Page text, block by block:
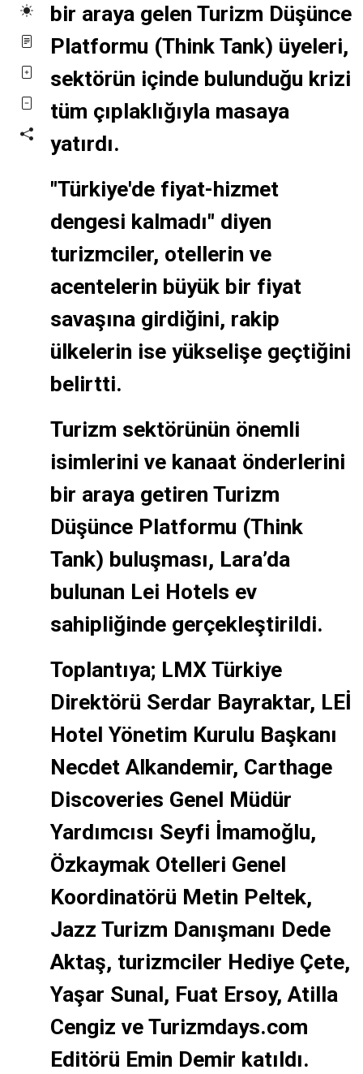
bir araya gelen Turizm Düşünce
Platformu (Think Tank) üyeleri,
sektörün içinde bulunduğu krizi
tüm çıplaklığıyla masaya
yatırdı.
"Türkiye'de fiyat-hizmet
dengesi kalmadı" diyen
turizmciler, otellerin ve
acentelerin büyük bir fiyat
savaşına girdiğini, rakip
ülkelerin ise yükselişe geçtiğini
belirtti.
Turizm sektörünün önemli
isimlerini ve kanaat önderlerini
bir araya getiren Turizm
Düşünce Platformu (Think
Tank) buluşması, Lara’da
bulunan Lei Hotels ev
sahipliğinde gerçekleştirildi.
Toplantıya; LMX Türkiye
Direktörü Serdar Bayraktar, LEİ
Hotel Yönetim Kurulu Başkanı
Necdet Alkandemir, Carthage
Discoveries Genel Müdür
Yardımcısı Seyfi İmamoğlu,
Özkaymak Otelleri Genel
Koordinatörü Metin Peltek,
Jazz Turizm Danışmanı Dede
Aktaş, turizmciler Hediye Çete,
Yaşar Sunal, Fuat Ersoy, Atilla
Cengiz ve Turizmdays.com
Editörü Emin Demir katıldı.